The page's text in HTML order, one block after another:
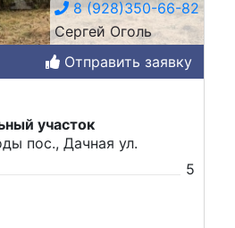
8 (928)350-66-82
Сергей Оголь
Отправить заявку
участок
пос., Дачная ул.
5